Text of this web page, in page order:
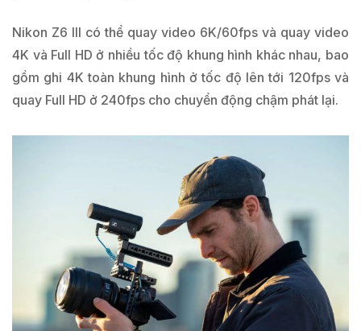
Nikon Z6 III có thể quay video 6K/60fps và quay video
4K và Full HD ở nhiều tốc độ khung hình khác nhau, bao
gồm ghi 4K toàn khung hình ở tốc độ lên tới 120fps và
quay Full HD ở 240fps cho chuyển động chậm phát lại.